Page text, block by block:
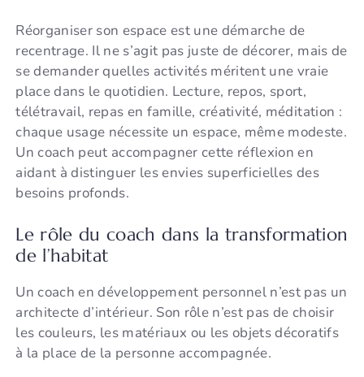
Réorganiser son espace est une démarche de
recentrage. Il ne s’agit pas juste de décorer, mais de
se demander quelles activités méritent une vraie
place dans le quotidien. Lecture, repos, sport,
télétravail, repas en famille, créativité, méditation :
chaque usage nécessite un espace, même modeste.
Un coach peut accompagner cette réflexion en
aidant à distinguer les envies superficielles des
besoins profonds.
Le rôle du coach dans la transformation
de l’habitat
Un coach en développement personnel n’est pas un
architecte d’intérieur. Son rôle n’est pas de choisir
les couleurs, les matériaux ou les objets décoratifs
à la place de la personne accompagnée.